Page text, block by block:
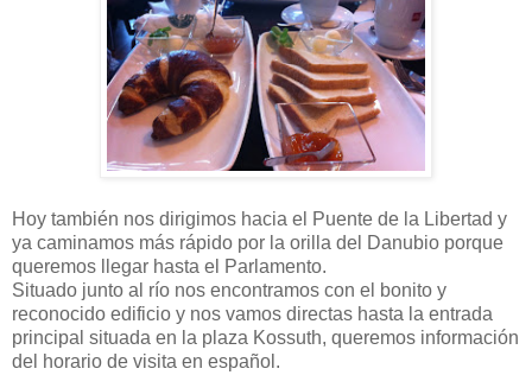
Hoy también nos dirigimos hacia el Puente de la Libertad y
ya caminamos más rápido por la orilla del Danubio porque
queremos llegar hasta el Parlamento.
Situado junto al río nos encontramos con el bonito y
reconocido edificio y nos vamos directas hasta la entrada
principal situada en la plaza Kossuth, queremos información
del horario de visita en español.